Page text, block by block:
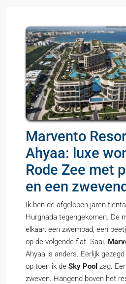
Marvento
Ahyaa: luxe
Rode Zee met
en een
Ik ben de afgelopen jaren
Hurghada tegengekomen. De
elkaar: een zwembad, een
op de volgende flat. Saai.
Ahyaa is anders. Eerlijk
op toen ik de Sky Pool zag.
zweven. Hangend boven het